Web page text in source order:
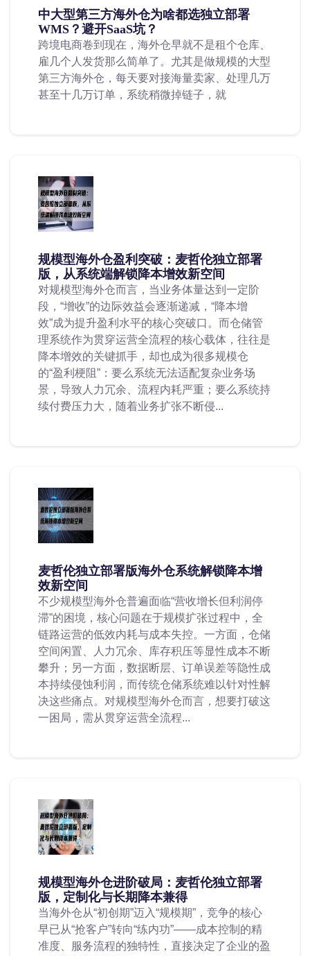
中大型第三方海外仓为啥都选独立部署
WMS？避开SaaS坑？
跨境电商卷到现在，海外仓早就不是租个仓库、
雇几个人发货那么简单了。尤其是做规模的大型
第三方海外仓，每天要对接海量卖家、处理几万
甚至十几万订单，系统稍微掉链子，就
规模型海外仓盈利突破：麦哲伦独立部署
版，从系统端解锁降本增效新空间
对规模型海外仓而言，当业务体量达到一定阶
段，“增收”的边际效益会逐渐递减，“降本增
效”成为提升盈利水平的核心突破口。而仓储管
理系统作为贯穿运营全流程的核心载体，往往是
降本增效的关键抓手，却也成为很多规模仓
的“盈利梗阻”：要么系统无法适配复杂业务场
景，导致人力冗余、流程内耗严重；要么系统持
续付费压力大，随着业务扩张不断侵...
麦哲伦独立部署版海外仓系统解锁降本增
效新空间
不少规模型海外仓普遍面临“营收增长但利润停
滞”的困境，核心问题在于规模扩张过程中，全
链路运营的低效内耗与成本失控。一方面，仓储
空间闲置、人力冗余、库存积压等显性成本不断
攀升；另一方面，数据断层、订单误差等隐性成
本持续侵蚀利润，而传统仓储系统难以针对性解
决这些痛点。对规模型海外仓而言，想要打破这
一困局，需从贯穿运营全流程...
规模型海外仓进阶破局：麦哲伦独立部署
版，定制化与长期降本兼得
当海外仓从“初创期”迈入“规模期”，竞争的核心
早已从“抢客户”转向“练内功”——成本控制的精
准度、服务流程的独特性，直接决定了企业的盈